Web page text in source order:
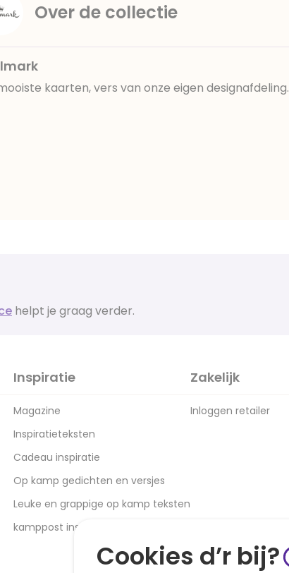
Over de collectie
kaarten, vers van onze eigen designafdeling.
helpt je graag verder.
Inspiratie
Magazine
Inspiratieteksten
Cadeau inspiratie
Op kamp gedichten en versjes
Leuke en grappige op kamp teksten
kamppost inspiratie
Zakelijk
Inloggen retailer
Cookies d’r bij?